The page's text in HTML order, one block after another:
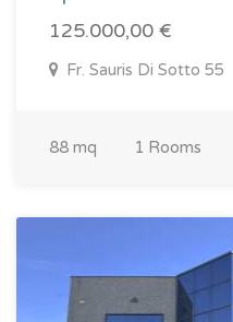
125.000,00 €
Fr. Sauris Di Sotto 55
88 mq 1 Rooms